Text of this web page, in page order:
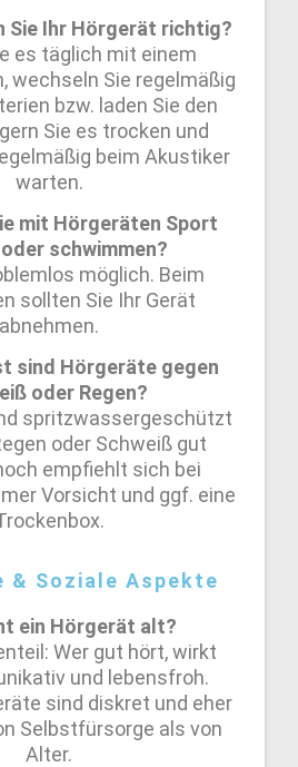
Sie Ihr Hörgerät richtig?
es täglich mit einem
wechseln Sie regelmäßig
bzw. laden Sie den
Sie es trocken und
beim Akustiker
warten.
mit Hörgeräten Sport
schwimmen?
möglich. Beim
sollten Sie Ihr Gerät
abnehmen.
sind Hörgeräte gegen
oder Regen?
spritzwassergeschützt
oder Schweiß gut
empfiehlt sich bei
Vorsicht und ggf. eine
& Soziale Aspekte
ein Hörgerät alt?
Wer gut hört, wirkt
und lebensfroh.
sind diskret und eher
Selbstfürsorge als von
Alter.